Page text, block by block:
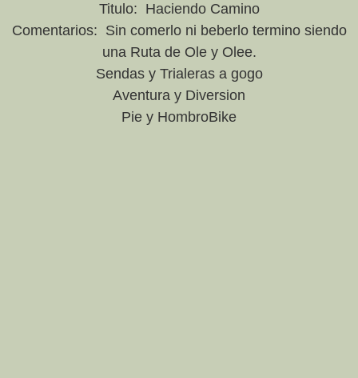
Titulo: Haciendo Camino
Comentarios: Sin comerlo ni beberlo termino siendo
una Ruta de Ole y Olee.
Sendas y Trialeras a gogo
Aventura y Diversion
Pie y HombroBike